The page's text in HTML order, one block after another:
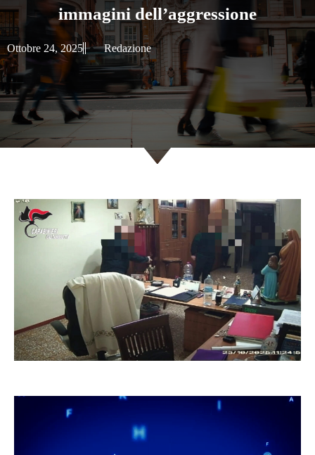
immagini dell’aggressione
Ottobre 24, 2025 Redazione